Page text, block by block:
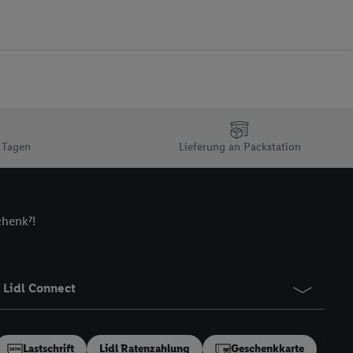
Lieferung an Packstation
Lidl Connect
Lastschrift Lidl Ratenzahlung Geschenkkarte
Online-Kennung
auszuspielen.
E-Mail-
verfügbar ist.
und einer
Kennung
zu erfassen.
Dritten betrieben
speziell zur
„Nutzung der